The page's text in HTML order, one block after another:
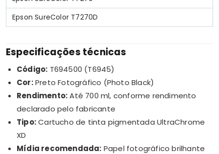
Epson SureColor T7270D
Especificações técnicas
Código: T694500 (T6945)
Cor:Preto Fotográfico (Photo Black)
Rendimento:Até 700 ml, conforme rendimento
declarado pelo fabricante
Tipo:Cartucho de tinta pigmentada UltraChrome
XD
Mídia recomendada: Papel fotográfico brilhante